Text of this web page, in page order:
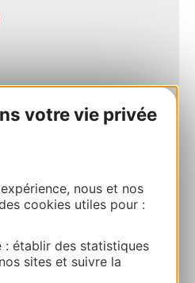
votre vie privée
nous et nos
cookies utiles pour :
: établir des statistiques
sites et suivre la